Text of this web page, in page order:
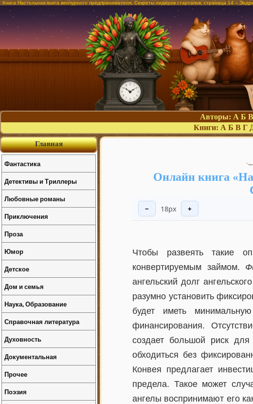
Книга Настольная книга венчурного предпринимателя. Секреты лидеров стартапов, страница 14 –
Авторы: А Б В
Книги: А Б В Г
Онлайн книга
− 18px +
Чтобы развеять такие
конвертируемым займом.
ангельский долг
разумно установить
будет иметь
финансирования.
создает большой риск
обходиться без
Конвея предлагает
предела. Такое может
ангелы воспринимают его
Главная
Фантастика
Детективы и Триллеры
Любовные романы
Приключения
Проза
Юмор
Детское
Дом и семья
Наука, Образование
Справочная литература
Духовность
Документальная
Прочее
Поэзия